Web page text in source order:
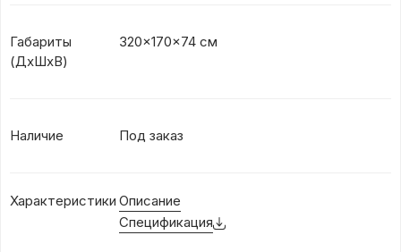
Габариты
(ДхШxВ)
320x170x74 см
Наличие Под заказ
Характеристики Описание
Спецификация